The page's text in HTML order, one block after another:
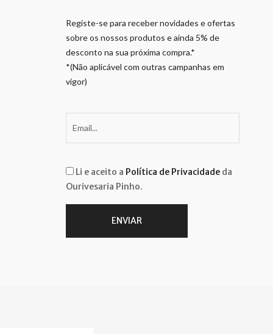
Registe-se para receber novidades e ofertas
sobre os nossos produtos e ainda 5% de
desconto na sua próxima compra.*
*(Não aplicável com outras campanhas em
vigor)
Li e aceito a Política de Privacidade da
Ourivesaria Pinho.